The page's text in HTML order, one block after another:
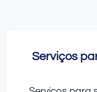
Serviços